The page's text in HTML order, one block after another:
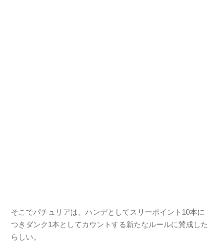
そこでパチュリアは、ハンデとしてスリーポイント10本に
つきダンク1本としてカウントする新たなルールに賛成した
らしい。